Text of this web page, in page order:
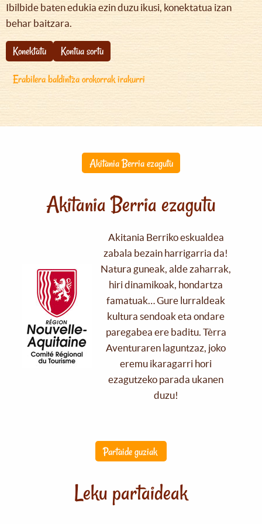
Ibilbide baten edukia ezin duzu ikusi, konektatua izan
behar baitzara.
Konektatu
Kontua sortu
Erabilera baldintza orokorrak irakurri
Akitania Berria ezagutu
Akitania Berria ezagutu
Akitania Berriko eskualdea
zabala bezain harrigarria da!
Natura guneak, alde zaharrak,
hiri dinamikoak, hondartza
famatuak… Gure lurraldeak
kultura sendoak eta ondare
paregabea ere baditu. Tèrra
Aventuraren laguntzaz, joko
eremu ikaragarri hori
ezagutzeko parada ukanen
duzu!
Partaide guziak
Leku partaideak